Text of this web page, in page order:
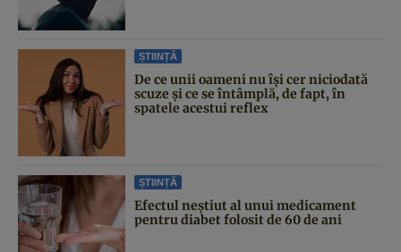
ȘTIINȚĂ
De ce unii oameni nu își cer niciodată
scuze și ce se întâmplă, de fapt, în
spatele acestui reflex
ȘTIINȚĂ
Efectul neștiut al unui medicament
pentru diabet folosit de 60 de ani